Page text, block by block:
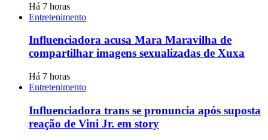
Há 7 horas
Entretenimento
Influenciadora acusa Mara Maravilha de
compartilhar imagens sexualizadas de Xuxa
Há 7 horas
Entretenimento
Influenciadora trans se pronuncia após suposta
reação de Vini Jr. em story